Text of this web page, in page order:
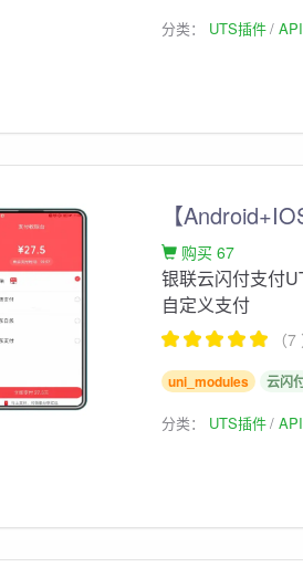
分类： UTS插件
【
购买 67
银联云闪付支付
自定义支付
（
uni_modules 云闪
分类： UTS插件